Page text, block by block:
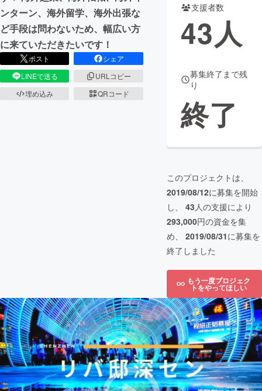
ンターン、海外留学、海外出張な
ど手段は問わないため、幅広い方
に来ていただきたいです！
ポスト
シェア
LINEで送る
URLコピー
埋め込み
QRコード
支援者数
43人
募集終了まで残
り
終了
このプロジェクトは、
2019/08/12に募集を開始
し、 43人の支援により
293,000円の資金を集
め、 2019/08/31に募集を
終了しました
もう一度プロジェク
トをやってほしい